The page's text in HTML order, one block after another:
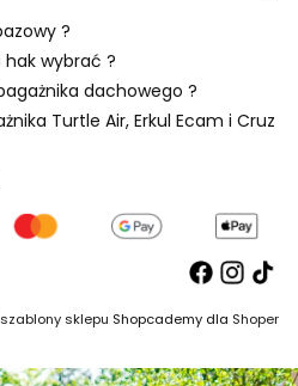
?
hak wybrać ?
dachowego ?
Turtle Air, Erkul Ecam i Cruz
szablony sklepu Shopcademy dla Shoper